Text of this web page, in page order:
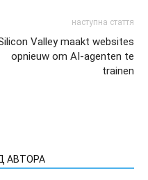
наступна стаття
Valley maakt websites
opnieuw om AI-agenten te
trainen
АВТОРА